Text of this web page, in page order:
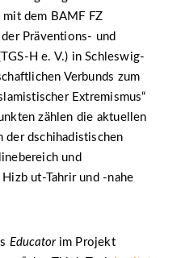
dem BAMF FZ
Präventions- und
H e. V.) in Schleswig-
Verbunds zum
Extremismus“
zählen die aktuellen
der dschihadistischen
und
ut-Tahrir und -nahe
Educatorim Projekt